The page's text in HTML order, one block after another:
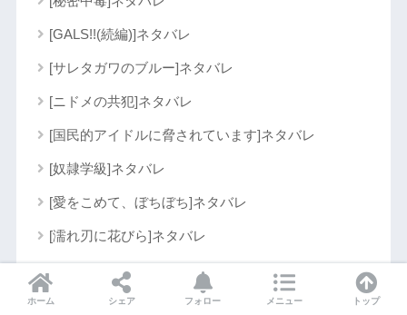
[GALS!!(続編)]ネタバレ
[サレタガワのブルー]ネタバレ
[ニドメの共犯]ネタバレ
[国民的アイドルに脅されています]ネタバレ
[奴隷学級]ネタバレ
[愛をこめて、ぼちぼち]ネタバレ
[濡れ刃に花びら]ネタバレ
[猫には猫の猫ごはん。]ネタバレ
[秘密に堕ちる女たち]ネタバレ
ホーム シェア フォロー メニュー トップ